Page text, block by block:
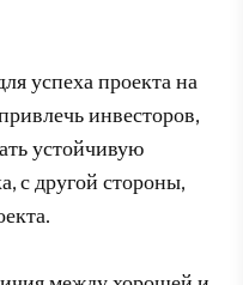
успеха проекта на
инвесторов,
устойчивую
с другой стороны,